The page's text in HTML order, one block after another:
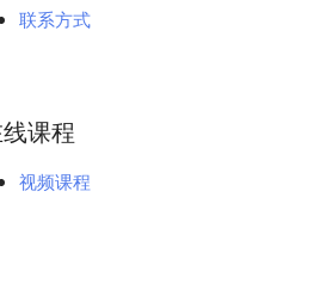
联系方式
课程
视频课程